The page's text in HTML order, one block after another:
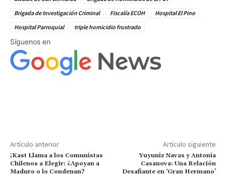
Brigada de Investigación Criminal
Fiscalía ECOH
Hospital El Pino
Hospital Parroquial
triple homicidio frustrado
Síguenos en
Artículo anterior
¡Kast Llama a los Comunistas
Chilenos a Elegir: ¿Apoyan a
Maduro o lo Condenan?
Artículo siguiente
Yuyuniz Navas y Antonia
Casanova: Una Relación
Desafiante en ‘Gran Hermano’